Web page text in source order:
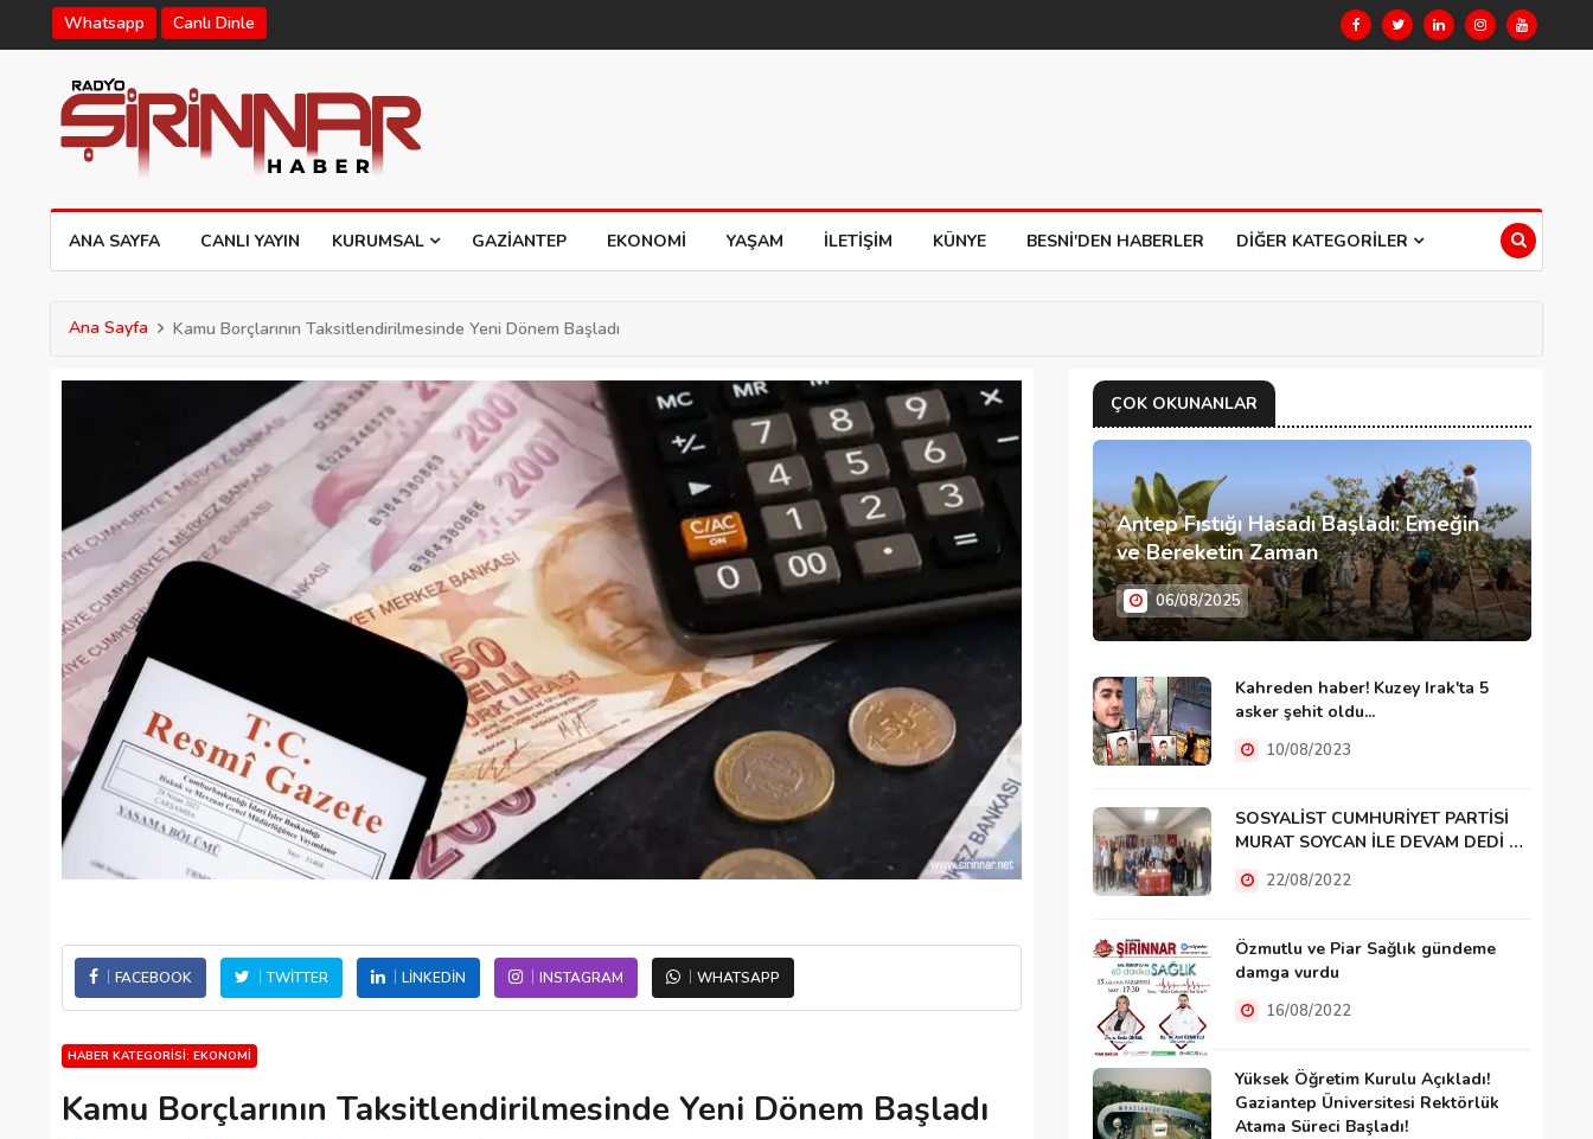
Whatsapp Canlı Dinle
ANA SAYFA CANLI YAYIN KURUMSAL GAZIANTEP EKONOMI YAŞAM İLETIŞIM KÜNYE BESNI'DEN HABERLER DIĞER KATEGORILER
Ana Sayfa Kamu Borçlarının Taksitlendirilmesinde Yeni Dönem Başladı
FACEBOOK TWITTER LINKEDIN INSTAGRAM WHATSAPP
HABER KATEGORISI: EKONOMI
Kamu Borçlarının Taksitlendirilmesinde Yeni Dönem Başladı
ÇOK OKUNANLAR
Antep Fıstığı Hasadı Başladı: Emeğin
ve Bereketin Zaman
06/08/2025
Kahreden haber! Kuzey Irak'ta 5
asker şehit oldu...
10/08/2023
SOSYALİST CUMHURİYET PARTİSİ
MURAT SOYCAN İLE DEVAM DEDİ …
22/08/2022
Özmutlu ve Piar Sağlık gündeme
damga vurdu
16/08/2022
Yüksek Öğretim Kurulu Açıkladı!
Gaziantep Üniversitesi Rektörlük
Atama Süreci Başladı!